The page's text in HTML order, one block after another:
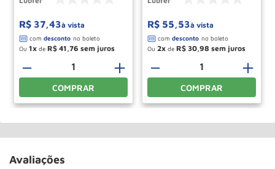
R$ 37,43à vista
Ou 1 de R$ 41,76
＋
－
COMPRAR
R$ 55,53à vista
Ou 2 de R$ 30,98
＋
－
COMPRAR
Avaliações